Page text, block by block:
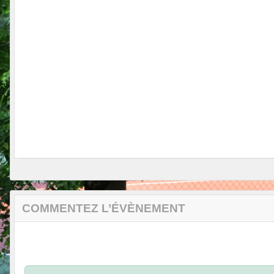
COMMENTEZ L’ÉVÈNEMENT